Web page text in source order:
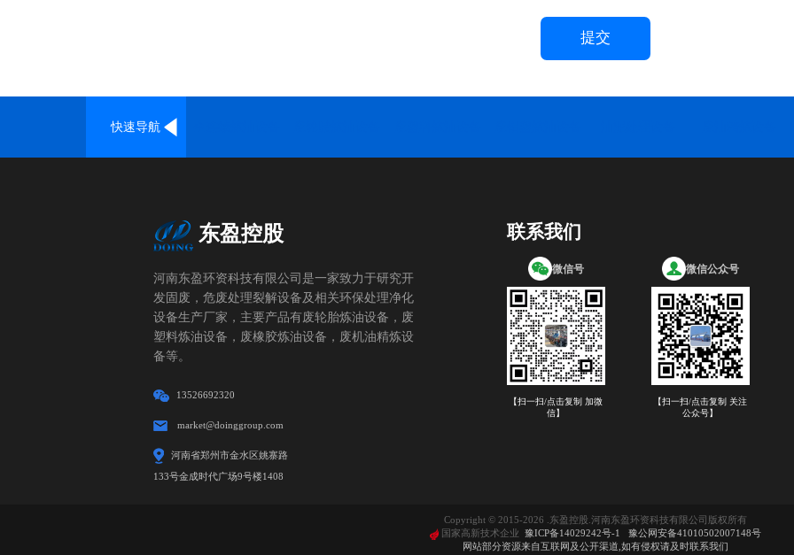
提交
快速导航
东盈控股
河南东盈环资科技有限公司是一家致力于研究开
发固废，危废处理裂解设备及相关环保处理净化
设备生产厂家，主要产品有废轮胎炼油设备，废
塑料炼油设备，废橡胶炼油设备，废机油精炼设
备等。
13526692320
market@doinggroup.com
河南省郑州市金水区姚寨路
133号金成时代广场9号楼1408
联系我们
微信号
【扫一扫/点击复制 加微
信】
微信公众号
【扫一扫/点击复制 关注
公众号】
Copyright © 2015-2026 .东盈控股.河南东盈环资科技有限公司版权所有
国家高新技术企业
豫ICP备14029242号-1
豫公网安备41010502007148号
网站部分资源来自互联网及公开渠道,如有侵权请及时联系我们